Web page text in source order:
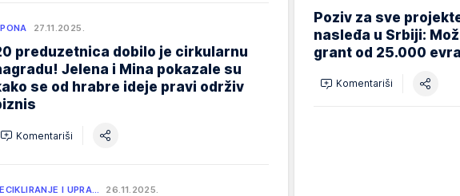
27.11.2025.
preduzetnica dobilo je cirkularnu
Jelena i Mina pokazale su
se od hrabre ideje pravi održiv
Komentariši
I UPRA… 26.11.2025.
Poziv za sve
nasleđa u Srbiji:
grant od 25.000 evra
Komentariši